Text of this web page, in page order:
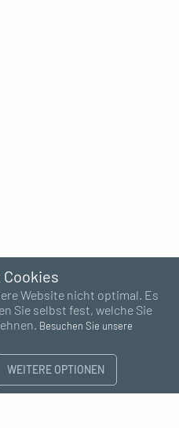
Website nicht optimal. Es
Sie selbst fest, welche Sie
Besuchen Sie unsere
WEITERE OPTIONEN